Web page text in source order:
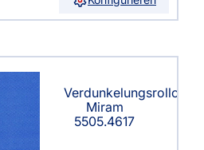
Verdunkelungsrollo
Miram
5505.4617